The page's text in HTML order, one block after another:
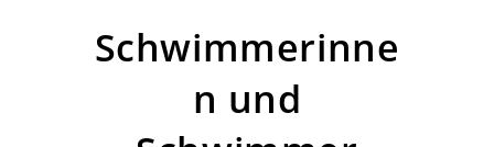
Schwimmerinne
n und